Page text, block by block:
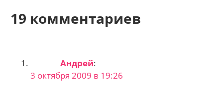
19 комментариев
Андрей:
3 октября 2009 в 19:26